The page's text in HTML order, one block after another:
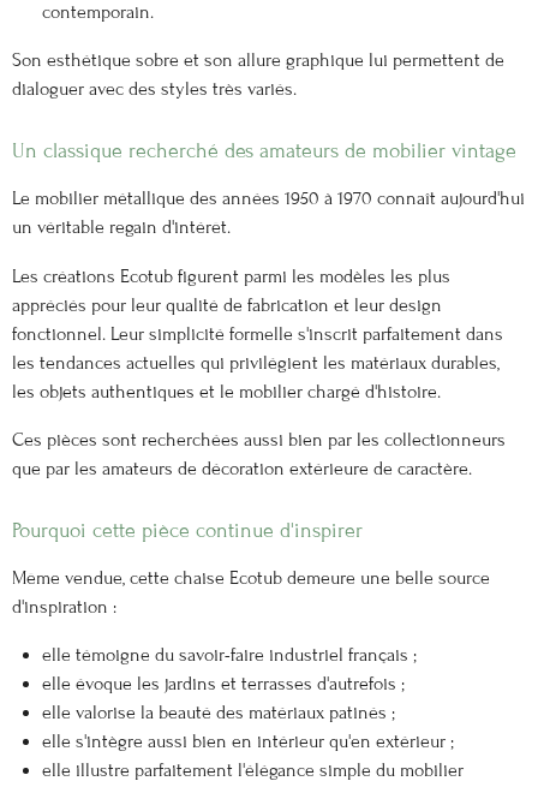
contemporain.
Son esthétique sobre et son allure graphique lui permettent de
dialoguer avec des styles très variés.
Un classique recherché des amateurs de mobilier vintage
Le mobilier métallique des années 1950 à 1970 connaît aujourd'hui
un véritable regain d'intérêt.
Les créations Ecotub figurent parmi les modèles les plus
appréciés pour leur qualité de fabrication et leur design
fonctionnel. Leur simplicité formelle s'inscrit parfaitement dans
les tendances actuelles qui privilégient les matériaux durables,
les objets authentiques et le mobilier chargé d'histoire.
Ces pièces sont recherchées aussi bien par les collectionneurs
que par les amateurs de décoration extérieure de caractère.
Pourquoi cette pièce continue d'inspirer
Même vendue, cette chaise Ecotub demeure une belle source
d'inspiration :
elle témoigne du savoir-faire industriel français ;
elle évoque les jardins et terrasses d'autrefois ;
elle valorise la beauté des matériaux patinés ;
elle s'intègre aussi bien en intérieur qu'en extérieur ;
elle illustre parfaitement l'élégance simple du mobilier